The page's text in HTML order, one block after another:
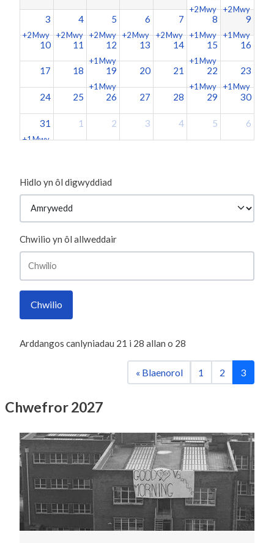
+2 Mwy +2 Mwy
3
+2 Mwy
4
+2 Mwy
5
+2 Mwy
6
+2 Mwy
7
+2 Mwy
8
+1 Mwy
9
+1 Mwy
10 11 12
+1 Mwy
13 14 15
+1 Mwy
16
17 18 19
+1 Mwy
20 21 22
+1 Mwy
23
+1 Mwy
24 25 26 27 28 29 30
31
+1 Mwy
1 2 3 4 5 6
Hidlo yn ôl digwyddiad
Chwilio yn ôl allweddair
Chwilio
Arddangos canlyniadau 21 i 28 allan o 28
« Blaenorol 1 2 3
Chwefror 2027